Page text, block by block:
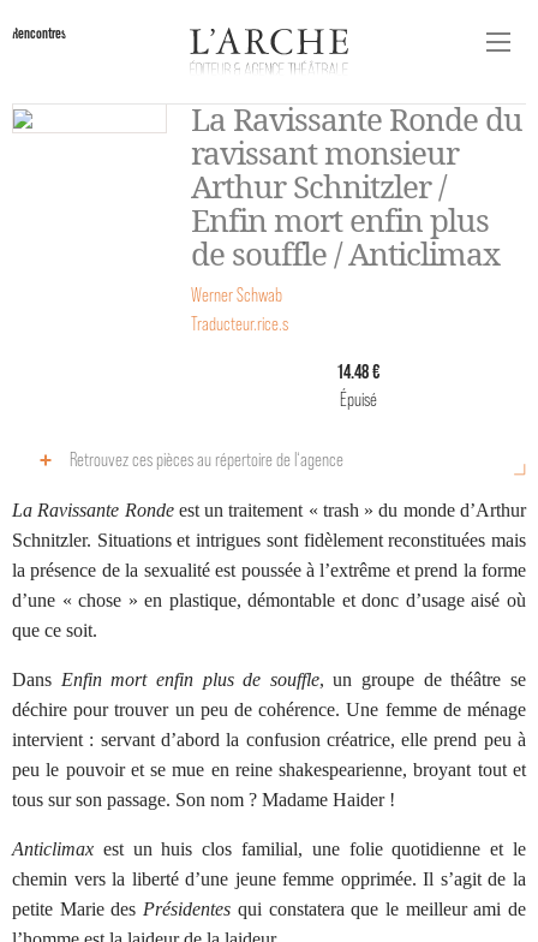
Rencontres
La Ravissante Ronde du
ravissant monsieur
Arthur Schnitzler /
Enfin mort enfin plus
de souffle / Anticlimax
Werner Schwab
Traducteur.rice.s
14.48 €
Épuisé
Retrouvez ces pièces au répertoire de l‘agence
La Ravissante Rondeest un traitement « trash » du monde d’Arthur
Schnitzler. Situations et intrigues sont fidèlement reconstituées mais
la présence de la sexualité est poussée à l’extrême et prend la forme
d’une « chose » en plastique, démontable et donc d’usage aisé où
que ce soit.
Dans Enfin mort enfin plus de souffle, un groupe de théâtre se
déchire pour trouver un peu de cohérence. Une femme de ménage
intervient : servant d’abord la confusion créatrice, elle prend peu à
peu le pouvoir et se mue en reine shakespearienne, broyant tout et
tous sur son passage. Son nom ? Madame Haider !
Anticlimax est un huis clos familial, une folie quotidienne et le
chemin vers la liberté d’une jeune femme opprimée. Il s’agit de la
petite Marie des Présidentes qui constatera que le meilleur ami de